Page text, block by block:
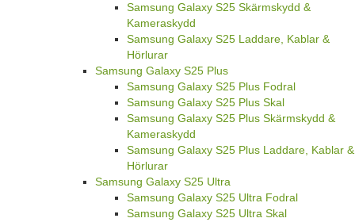
Samsung Galaxy S25 Skärmskydd &
Kameraskydd
Samsung Galaxy S25 Laddare, Kablar &
Hörlurar
Samsung Galaxy S25 Plus
Samsung Galaxy S25 Plus Fodral
Samsung Galaxy S25 Plus Skal
Samsung Galaxy S25 Plus Skärmskydd &
Kameraskydd
Samsung Galaxy S25 Plus Laddare, Kablar &
Hörlurar
Samsung Galaxy S25 Ultra
Samsung Galaxy S25 Ultra Fodral
Samsung Galaxy S25 Ultra Skal